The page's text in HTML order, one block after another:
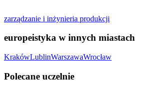
zarządzanie i inżynieria produkcji
europeistyka w innych miastach
KrakówLublinWarszawaWrocław
Polecane uczelnie